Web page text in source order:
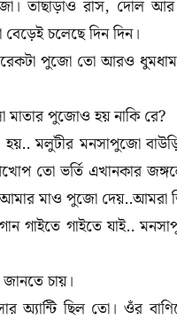
তাছাড়াও রাস, দোল
চলেছে দিন দিন।
পুজো তো আরও
মাতার পুজোও হয় নাকি রে?
মলুটীর মনসাপুজো
তো ভর্তি এখানকার
মাও পুজো দেয়..আমরা
গাইতে গাইতে যাই..
চায়।
অ্যান্টি ছিল তো। ওঁর